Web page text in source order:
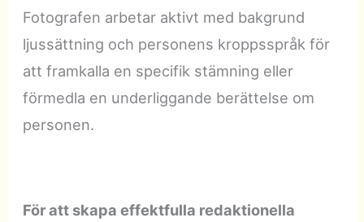
Fotografen arbetar aktivt med bakgrund
ljussättning och personens kroppsspråk för
att framkalla en specifik stämning eller
förmedla en underliggande berättelse om
personen.
För att skapa effektfulla redaktionella